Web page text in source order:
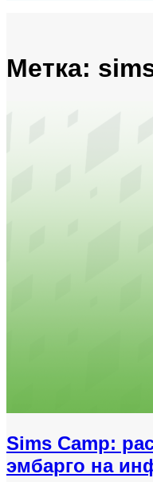
Метка:
Sims Camp:
эмбарго на